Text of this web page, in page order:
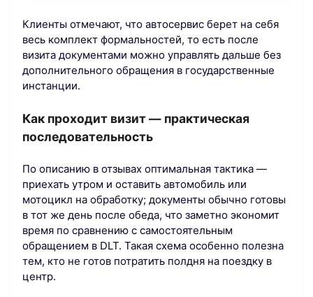
Клиенты отмечают, что автосервис берет на себя
весь комплект формальностей, то есть после
визита документами можно управлять дальше без
дополнительного обращения в государственные
инстанции.
Как проходит визит — практическая
последовательность
По описанию в отзывах оптимальная тактика —
приехать утром и оставить автомобиль или
мотоцикл на обработку; документы обычно готовы
в тот же день после обеда, что заметно экономит
время по сравнению с самостоятельным
обращением в DLT. Такая схема особенно полезна
тем, кто не готов потратить полдня на поездку в
центр.